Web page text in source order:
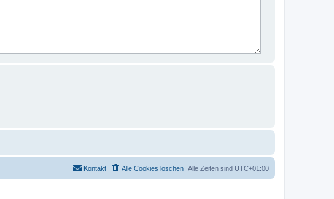
Alle Zeiten sind UTC+01:00
Alle Cookies löschen
Kontakt